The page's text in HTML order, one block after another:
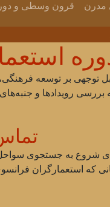
قرون وسطی و مدرن
اواخر قرن 17 تا اوایل قرن 20 ادامه
رویدادها و
زمانی که ملوانان پرتغالی و